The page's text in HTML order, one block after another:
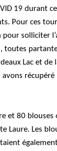
19 durant
Pour ces
solliciter
toutes
Lac et
et 80 blouses
Laure. Les